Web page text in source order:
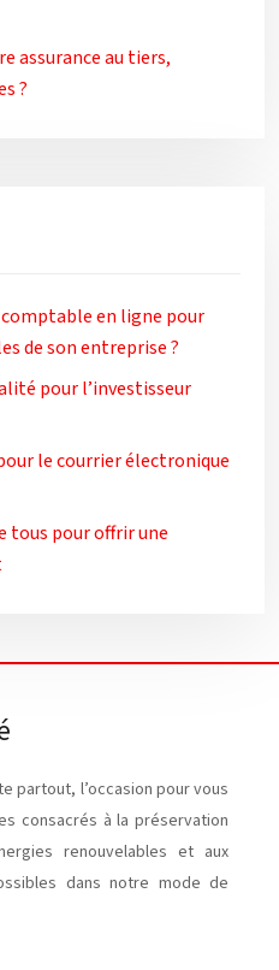
assurance au tiers,
?
en ligne pour
de son entreprise ?
pour l’investisseur
le courrier électronique
tous pour offrir une
partout, l’occasion pour vous
consacrés à la préservation
renouvelables et aux
dans notre mode de